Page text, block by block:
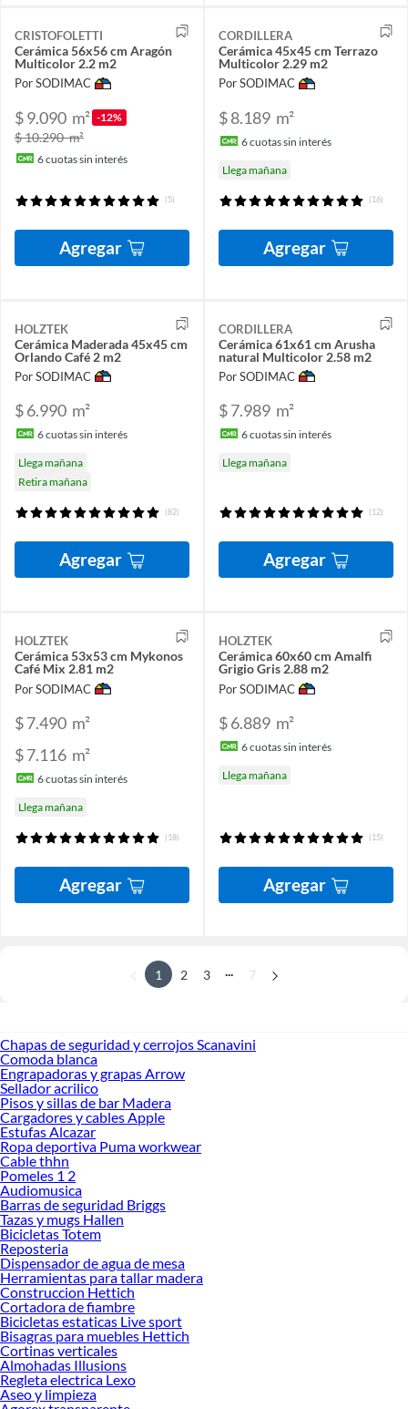
CRISTOFOLETTI
Cerámica 56x56 cm Aragón
Multicolor 2.2 m2
Por SODIMAC
$ 9.090 m² -12%
$ 10.290m²
6cuotas sin interés
(5)
Agregar
CORDILLERA
Cerámica 45x45 cm Terrazo
Multicolor 2.29 m2
Por SODIMAC
$ 8.189 m²
6cuotas sin interés
Llega mañana
(16)
Agregar
HOLZTEK
Cerámica Maderada 45x45 cm
Orlando Café 2 m2
Por SODIMAC
$ 6.990 m²
6cuotas sin interés
Llega mañana
Retira mañana
(82)
Agregar
CORDILLERA
Cerámica 61x61 cm Arusha
natural Multicolor 2.58 m2
Por SODIMAC
$ 7.989 m²
6cuotas sin interés
Llega mañana
(12)
Agregar
HOLZTEK
Cerámica 53x53 cm Mykonos
Café Mix 2.81 m2
Por SODIMAC
$ 7.490 m²
$ 7.116 m²
6cuotas sin interés
Llega mañana
(18)
Agregar
HOLZTEK
Cerámica 60x60 cm Amalfi
Grigio Gris 2.88 m2
Por SODIMAC
$ 6.889 m²
6cuotas sin interés
Llega mañana
(15)
Agregar
1 2 3 7
Chapas de seguridad y cerrojos Scanavini
Comoda blanca
Engrapadoras y grapas Arrow
Sellador acrilico
Pisos y sillas de bar Madera
Cargadores y cables Apple
Estufas Alcazar
Ropa deportiva Puma workwear
Cable thhn
Pomeles 1 2
Audiomusica
Barras de seguridad Briggs
Tazas y mugs Hallen
Bicicletas Totem
Reposteria
Dispensador de agua de mesa
Herramientas para tallar madera
Construccion Hettich
Cortadora de fiambre
Bicicletas estaticas Live sport
Bisagras para muebles Hettich
Cortinas verticales
Almohadas Illusions
Regleta electrica Lexo
Aseo y limpieza